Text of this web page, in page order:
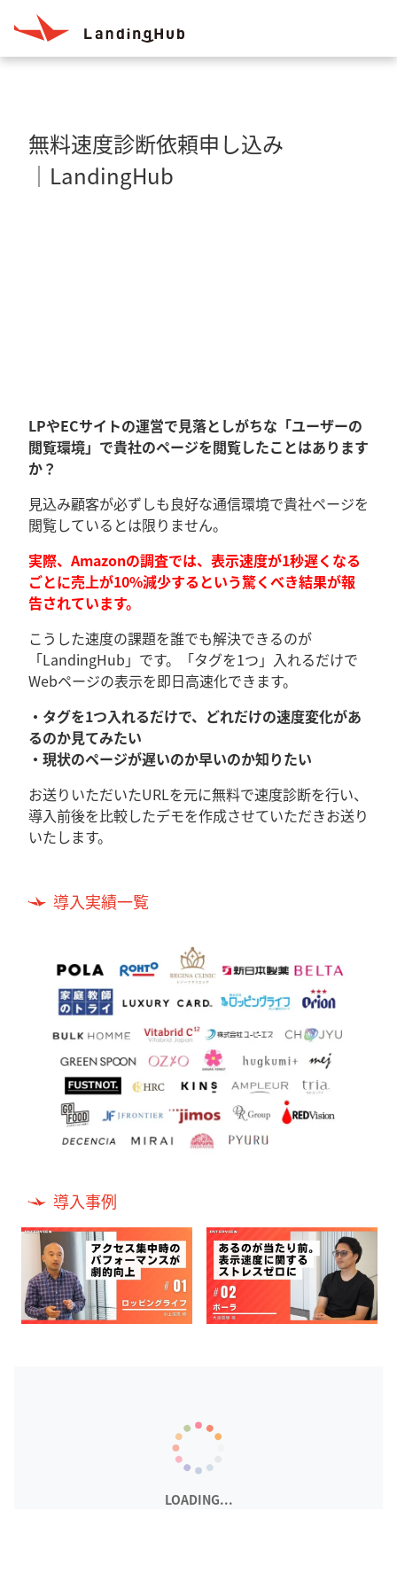
無料速度診断依頼申し込み
│LandingHub
LPやECサイトの運営で見落としがちな「ユーザーの
閲覧環境」で貴社のページを閲覧したことはあります
か？
見込み顧客が必ずしも良好な通信環境で貴社ページを
閲覧しているとは限りません。
実際、Amazonの調査では、表示速度が1秒遅くなる
ごとに売上が10%減少するという驚くべき結果が報
告されています。
こうした速度の課題を誰でも解決できるのが
「LandingHub」です。「タグを1つ」入れるだけで
Webページの表示を即日高速化できます。
・タグを1つ入れるだけで、どれだけの速度変化があ
るのか見てみたい
・現状のページが遅いのか早いのか知りたい
お送りいただいたURLを元に無料で速度診断を行い、
導入前後を比較したデモを作成させていただきお送り
いたします。
導入実績一覧
導入事例
LOADING...